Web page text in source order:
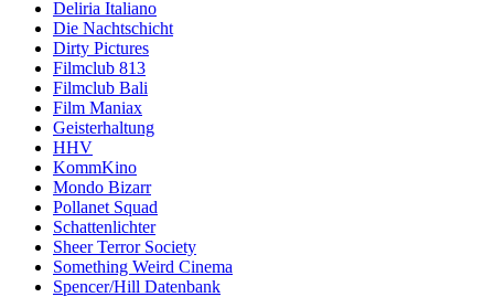
Deliria Italiano
Die Nachtschicht
Dirty Pictures
Filmclub 813
Filmclub Bali
Film Maniax
Geisterhaltung
HHV
KommKino
Mondo Bizarr
Pollanet Squad
Schattenlichter
Sheer Terror Society
Something Weird Cinema
Spencer/Hill Datenbank